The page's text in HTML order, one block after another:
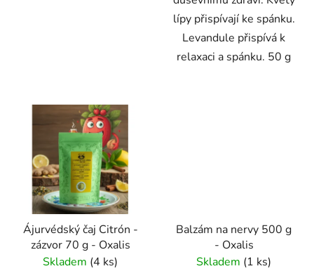
lípy přispívají ke spánku.
Levandule přispívá k
relaxaci a spánku. 50 g
Ájurvédský čaj Citrón -
zázvor 70 g - Oxalis
Skladem (4 ks)
Balzám na nervy 500 g
- Oxalis
Skladem (1 ks)